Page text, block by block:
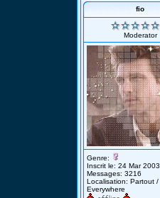
fio
Moderator
Genre:
Inscrit le: 24 Mar 2003
Messages: 3216
Localisation: Partout /
Everywhere